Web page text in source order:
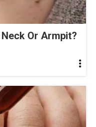
Or Armpit?